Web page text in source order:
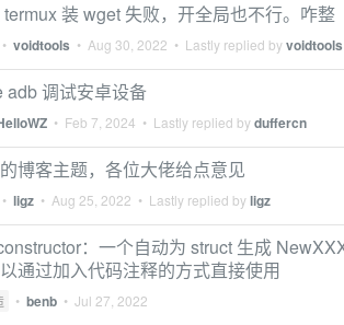
termux 装 wget 失败，开全局也不行。咋整
• voidtools • Aug 30, 2022 • Lastly replied byvoidtools
adb 调试安卓设备
• Feb 7, 2024 • Lastly replied byduffercn
博客主题，各位大佬给点意见
• ligz • Aug 25, 2022 • Lastly replied byligz
：一个自动为 struct 生成
通过加入代码注释的方式直接使用
• benb • Jul 27, 2022